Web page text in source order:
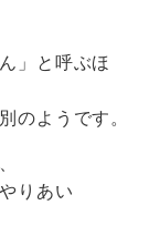
」と呼ぶほ
のようです。
りあい